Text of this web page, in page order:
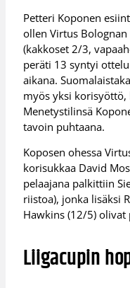
Petteri Koponen
ollen Virtus
(kakkoset 2/3,
peräti 13 syntyi
aikana.
myös yksi korisyöttö,
Menetystilinsä
tavoin puhtaana.
Koposen ohessa
korisukkaa David
pelaajana palkittiin
riistoa), jonka lisäksi
Hawkins (12/5) olivat
Liigacupin